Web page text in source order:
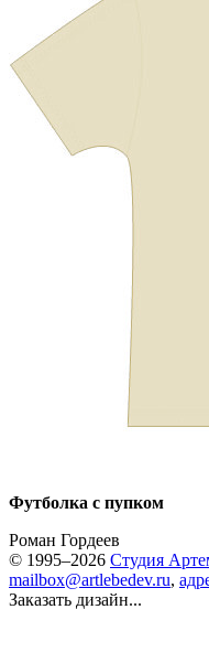
Футболка с пупком
Роман Гордеев
© 1995–2026 Студия
mailbox@artlebedev.ru,
Заказать дизайн...